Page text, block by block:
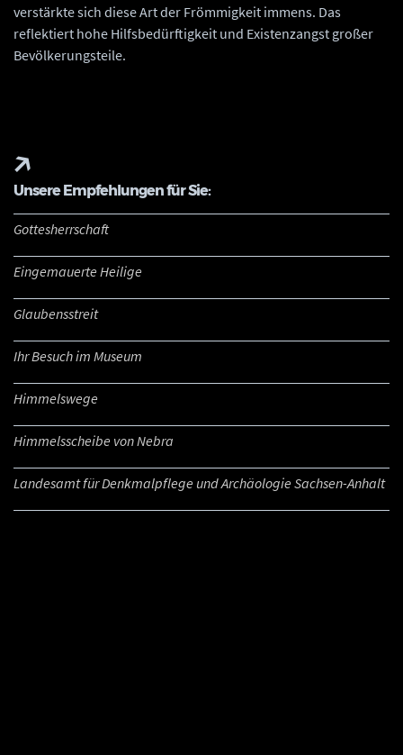
verstärkte sich diese Art der Frömmigkeit immens. Das
reflektiert hohe Hilfsbedürftigkeit und Existenzangst großer
Bevölkerungsteile.
Unsere Empfehlungen für Sie:
Gottesherrschaft
Eingemauerte Heilige
Glaubensstreit
Ihr Besuch im Museum
Himmelswege
Himmelsscheibe von Nebra
Landesamt für Denkmalpflege und Archäologie Sachsen-Anhalt